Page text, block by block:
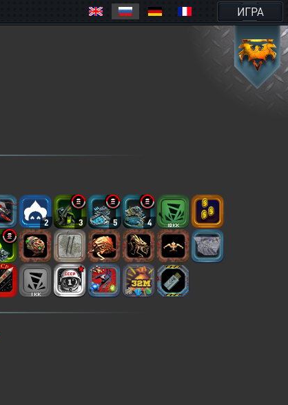
ИГРА
2 3 5 4